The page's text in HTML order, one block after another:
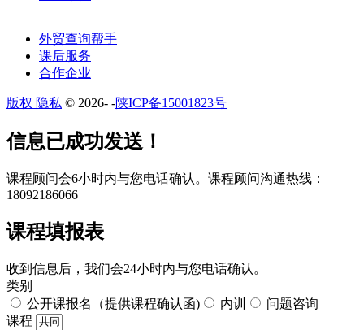
外贸查询帮手
课后服务
合作企业
版权 隐私 © 2026- -陕ICP备15001823号
​​信息已成功发送！
课程顾问会6小时内与您电话确认。​课程顾问沟通热线：
18092186066
课程填报表​
收到信息后，我们会24小时内与您电话确认。​
类别
公开课报名（提供课程确认函)
内训
问题咨询
课程